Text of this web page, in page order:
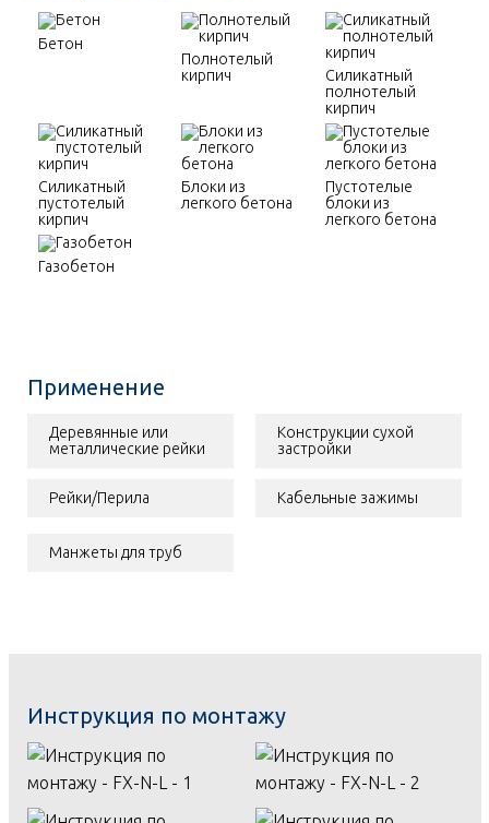
Бетон
Полнотелый
кирпич
Силикатный
полнотелый
кирпич
Силикатный
пустотелый
кирпич
Блоки из
легкого бетона
Пустотелые
блоки из
легкого бетона
Газобетон
Применение
Деревянные или
металлические рейки
Конструкции сухой
застройки
Рейки/Перила Кабельные зажимы
Манжеты для труб
Инструкция по монтажу